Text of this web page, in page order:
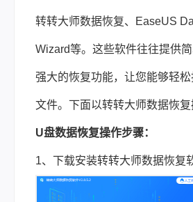
转转大师数据恢复、EaseUS
Wizard等。这些软件往往提供
强大的恢复功能，让您能够轻
文件。下面以转转大师数据恢复
U盘数据恢复操作步骤：
1、下载安装转转大师数据恢复